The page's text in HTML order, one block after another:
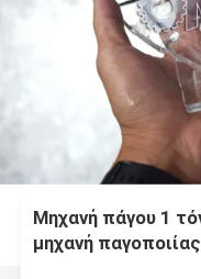
Μηχανή πάγου 1
μηχανή